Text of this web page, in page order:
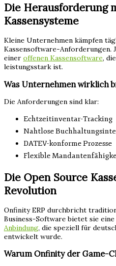
Die Herausforderung
Kassensysteme
Kleine Unternehmen kämpfen
Kassensoftware-Anforderungen.
einer offenen Kassensoftware,
leistungsstark ist.
Was Unternehmen wirklich
Die Anforderungen sind klar:
Echtzeitinventar-Tracking
Nahtlose
DATEV-konforme Prozesse
Flexible
Die Open Source
Revolution
Onfinity ERP durchbricht
Business-Software bietet sie
Anbindung, die speziell für
entwickelt wurde.
Warum Onfinity der Game-